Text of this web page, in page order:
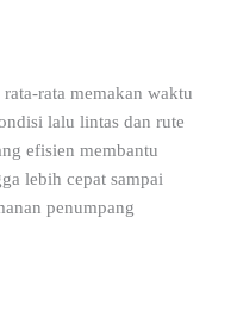
rata memakan waktu
lalu lintas dan rute
efisien membantu
lebih cepat sampai
penumpang